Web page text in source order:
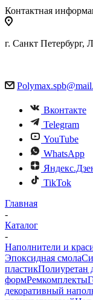
Контактная
г. Санкт Петербург,
Вконтакте
Telegram
YouTube
WhatsApp
TikTok
Главная
-
Каталог
-
Наполнители и
Эпоксидная смола
пластикПолиуретан
формРемкомплекты
декоративный